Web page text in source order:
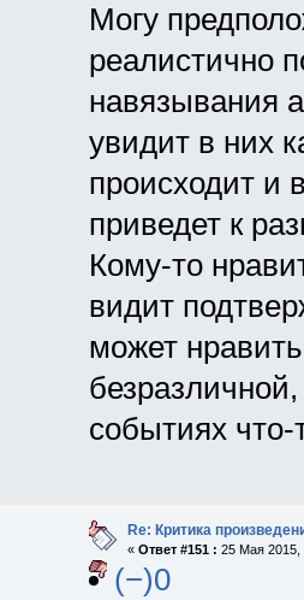
Могу
реалистично
навязывания
увидит в них
происходит и
приведет к
Кому-то
видит
может
событиях что-
Re: Критика
« Ответ #151 : 25 Мая 2015,
(−)0